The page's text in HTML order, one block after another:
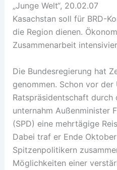
„Junge Welt“, 20.02.07
Kasachstan soll für BRD-
die Region dienen.
Zusammenarbeit
Die Bundesregierung hat
genommen. Schon vor der
Ratspräsidentschaft durch
unternahm Außenminister
(SPD) eine mehrtägige
Dabei traf er Ende
Spitzenpolitikern
Möglichkeiten einer